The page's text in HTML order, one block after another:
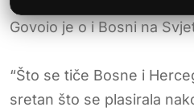
Govoio je o i Bosni na
“Što se tiče Bosne i
sretan što se plasirala